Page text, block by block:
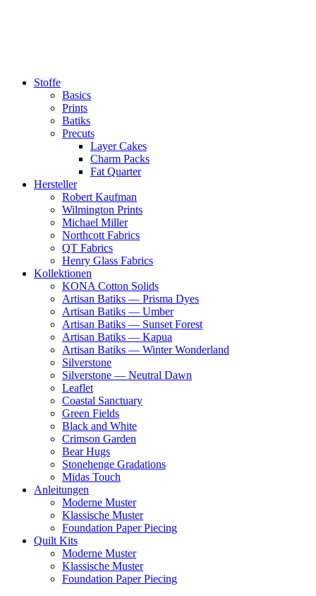
Stoffe
Basics
Prints
Batiks
Precuts
Layer Cakes
Charm Packs
Fat Quarter
Hersteller
Robert Kaufman
Wilmington Prints
Michael Miller
Northcott Fabrics
QT Fabrics
Henry Glass Fabrics
Kollektionen
KONA Cotton Solids
Artisan Batiks — Prisma Dyes
Artisan Batiks — Umber
Artisan Batiks — Sunset Forest
Artisan Batiks — Kapua
Artisan Batiks — Winter Wonderland
Silverstone
Silverstone — Neutral Dawn
Leaflet
Coastal Sanctuary
Green Fields
Black and White
Crimson Garden
Bear Hugs
Stonehenge Gradations
Midas Touch
Anleitungen
Moderne Muster
Klassische Muster
Foundation Paper Piecing
Quilt Kits
Moderne Muster
Klassische Muster
Foundation Paper Piecing